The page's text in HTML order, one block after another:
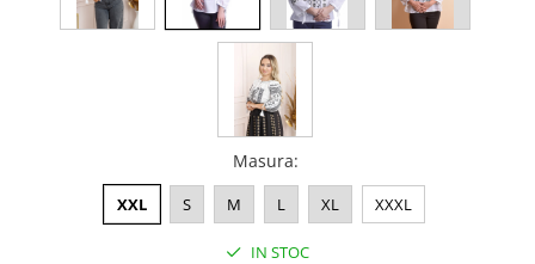
Masura:
XXL S M L XL XXXL
IN STOC